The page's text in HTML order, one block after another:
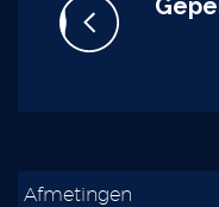
Afmetingen